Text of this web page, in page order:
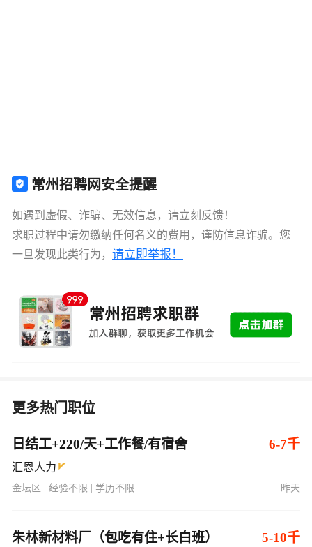
常州招聘网安全提醒
如遇到虚假、诈骗、无效信息，请立刻反馈！
求职过程中请勿缴纳任何名义的费用，谨防信息诈骗。您
一旦发现此类行为， 请立即举报！
更多热门职位
日结工+220/天+工作餐/有宿舍 6-7千
汇恩人力
金坛区 | 经验不限 | 学历不限 昨天
朱林新材料厂（包吃有住+长白班） 5-10千